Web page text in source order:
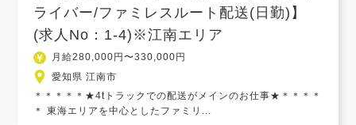
ライバー/ファミレスルート配送(日勤)】
(求人No：1-4)※江南エリア
月給280,000円〜330,000円
愛知県 江南市
＊＊＊＊＊★4tトラックでの配送がメインのお仕事★＊＊＊＊
＊ 東海エリアを中心としたファミリ...